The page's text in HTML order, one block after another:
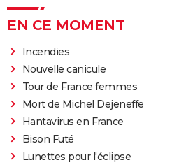
EN CE MOMENT
Incendies
Nouvelle canicule
Tour de France femmes
Mort de Michel Dejeneffe
Hantavirus en France
Bison Futé
Lunettes pour l'éclipse